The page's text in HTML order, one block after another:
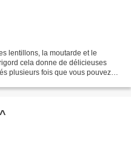
lentillons, la moutarde et le
cela donne de délicieuses
plusieurs fois que vous pouvez